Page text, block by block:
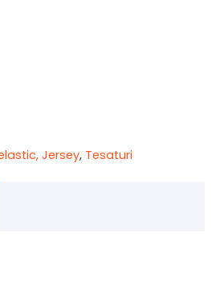
Jersey, Tesaturi